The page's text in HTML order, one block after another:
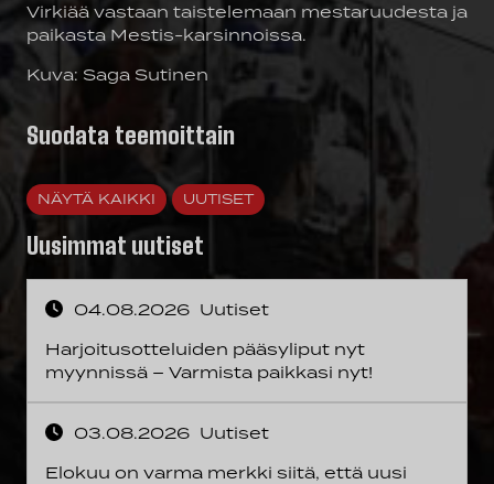
Virkiää vastaan taistelemaan mestaruudesta ja
paikasta Mestis-karsinnoissa.
Kuva: Saga Sutinen
Suodata teemoittain
NÄYTÄ KAIKKI UUTISET
Uusimmat uutiset
04.08.2026 Uutiset
Harjoitusotteluiden pääsyliput nyt
myynnissä – Varmista paikkasi nyt!
03.08.2026 Uutiset
Elokuu on varma merkki siitä, että uusi